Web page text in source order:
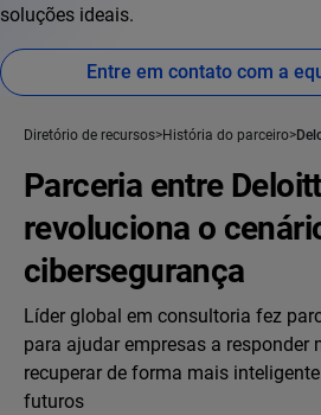
soluções ideais.
Entre em contato com a
Diretório de recursos História do parceiro
Parceria entre
revoluciona o
cibersegurança
Líder global em consultoria fez
para ajudar empresas a responder
recuperar de forma mais
futuros